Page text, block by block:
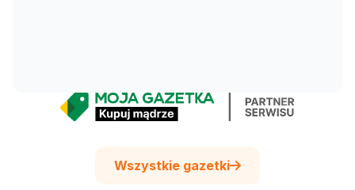
Wszystkie gazetki